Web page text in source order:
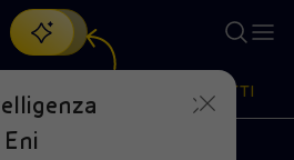
PRODOTTI
Stampa